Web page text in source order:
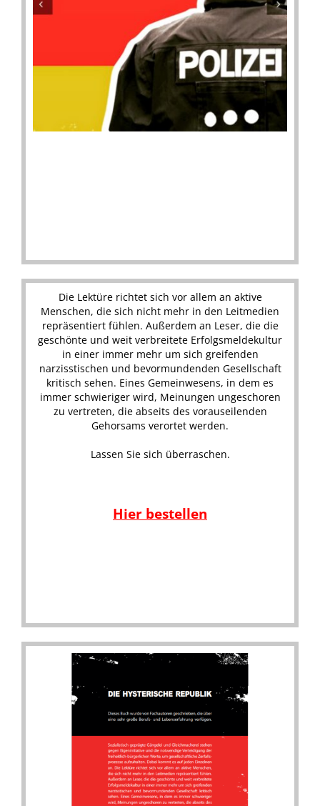
Die Lektüre richtet sich vor allem an aktive
Menschen, die sich nicht mehr in den Leitmedien
repräsentiert fühlen. Außerdem an Leser, die die
geschönte und weit verbreitete Erfolgsmeldekultur
in einer immer mehr um sich greifenden
narzisstischen und bevormundenden Gesellschaft
kritisch sehen. Eines Gemeinwesens, in dem es
immer schwieriger wird, Meinungen ungeschoren
zu vertreten, die abseits des vorauseilenden
Gehorsams verortet werden.
Lassen Sie sich überraschen.
Hier bestellen